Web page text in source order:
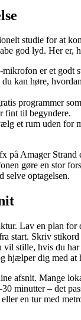
studie for at
god lyd. Her er,
er et godt
du kan høre,
programmer
fint til begyndere.
et rum uden for
på Amager
gøre en stor
selve optagelsen.
Lav en plan for
start. Skriv
vil stille, hvis du
hjælper dig med at
afsnit. Mange
minutter – det
en tur med